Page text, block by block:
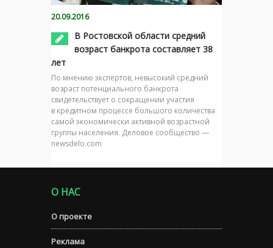
20.09.2016
В Ростовской области средний
возраст банкрота составляет 38
лет
По мнению экспертов, невысокий средний
возраст потенциального банкрота
свидетельствует о сокращении участия
в кредитном процессе большого количества
самой экономически активной возрастной
группы населения. Деловое сообщество —
newsdelo.com
О НАС
О проекте
Реклама